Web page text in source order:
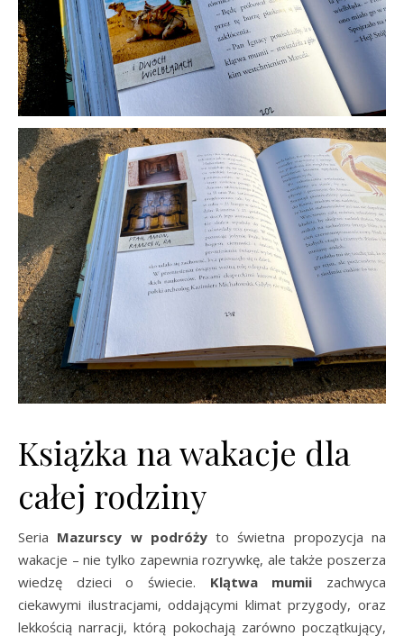
Książka na wakacje dla
całej rodziny
Seria Mazurscy w podróżyto świetna propozycja na
wakacje – nie tylko zapewnia rozrywkę, ale także poszerza
wiedzę dzieci o świecie. Klątwa mumii zachwyca
ciekawymi ilustracjami, oddającymi klimat przygody, oraz
lekkością narracji, którą pokochają zarówno początkujący,